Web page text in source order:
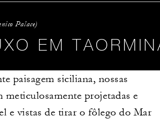
Palace)
EM
paisagem siciliana, nossas
projetadas e
e vistas de tirar o fôlego do Mar